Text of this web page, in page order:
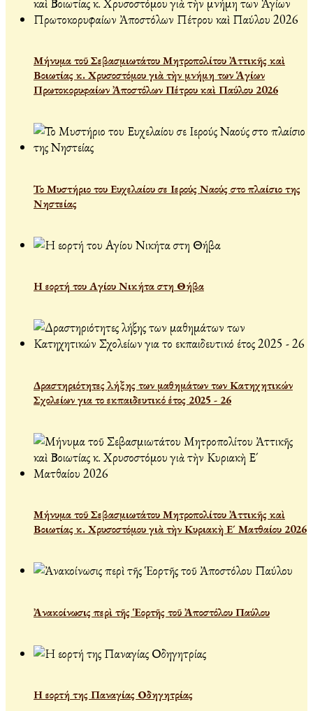
Μήνυμα τοῦ Σεβασμιωτάτου Μητροπολίτου Ἀττικῆς καὶ
Βοιωτίας κ. Χρυσοστόμου γιὰ τὴν μνήμη των Ἁγίων
Πρωτοκορυφαίων Ἀποστόλων Πέτρου καὶ Παύλου 2026
Το Μυστήριο του Ευχελαίου σε Ιερούς Ναούς στο πλαίσιο της
Νηστείας
Η εορτή του Αγίου Νικήτα στη Θήβα
Δραστηριότητες λήξης των μαθημάτων των Κατηχητικών
Σχολείων για το εκπαιδευτικό έτος 2025 - 26
Μήνυμα τοῦ Σεβασμιωτάτου Μητροπολίτου Ἀττικῆς καὶ
Βοιωτίας κ. Χρυσοστόμου γιὰ τὴν Κυριακὴ Ε´ Ματθαίου 2026
Ἀνακοίνωσις περὶ τῆς Ἑορτῆς τοῦ Ἀποστόλου Παύλου
Η εορτή της Παναγίας Οδηγητρίας